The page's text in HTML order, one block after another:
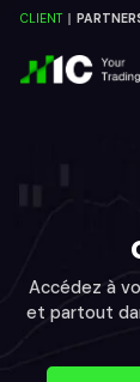
CLIENT
Accédez à
et partout